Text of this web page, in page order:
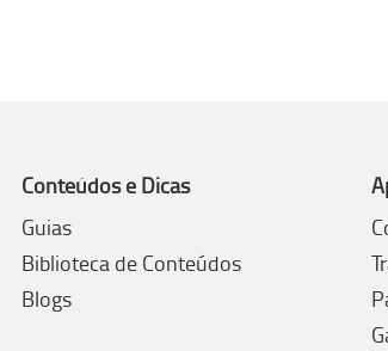
Conteúdos e Dicas
Guias
Biblioteca de Conteúdos
Blogs